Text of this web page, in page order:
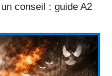
conseil : guide A2